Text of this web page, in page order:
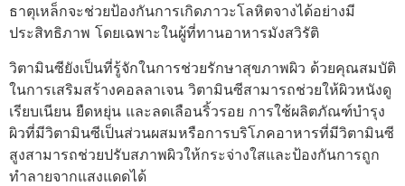
ธาตุเหล็กจะช่วยป้องกันการเกิดภาวะโลหิตจางได้อย่างมี
ประสิทธิภาพ โดยเฉพาะในผู้ที่ทานอาหารมังสวิรัติ
วิตามินซียังเป็นที่รู้จักในการช่วยรักษาสุขภาพผิว ด้วยคุณสมบัติ
ในการเสริมสร้างคอลลาเจน วิตามินซีสามารถช่วยให้ผิวหนังดู
เรียบเนียน ยืดหยุ่น และลดเลือนริ้วรอย การใช้ผลิตภัณฑ์บำรุง
ผิวที่มีวิตามินซีเป็นส่วนผสมหรือการบริโภคอาหารที่มีวิตามินซี
สูงสามารถช่วยปรับสภาพผิวให้กระจ่างใสและป้องกันการถูก
ทำลายจากแสงแดดได้